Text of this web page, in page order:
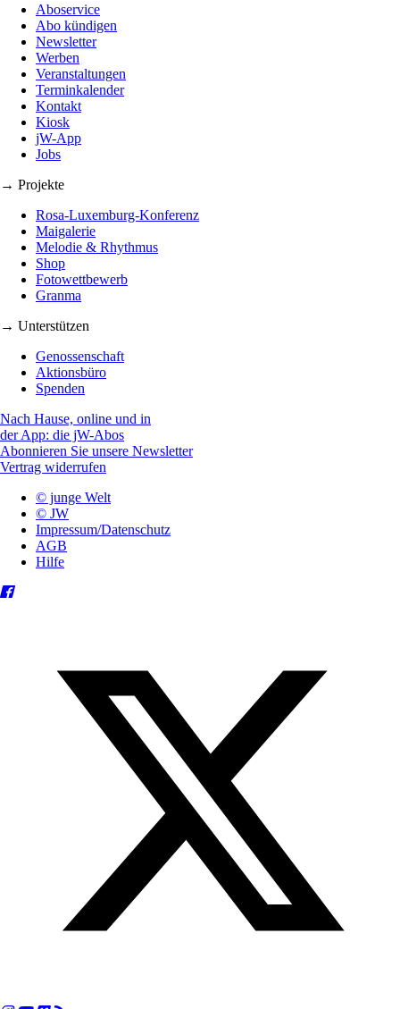
Aboservice
Abo kündigen
Newsletter
Werben
Veranstaltungen
Terminkalender
Kontakt
Kiosk
jW-App
Jobs
→ Projekte
Rosa-Luxemburg-Konferenz
Maigalerie
Melodie & Rhythmus
Shop
Fotowettbewerb
Granma
→ Unterstützen
Genossenschaft
Aktionsbüro
Spenden
Nach Hause, online und in
der App: die jW-Abos
Abonnieren Sie unsere Newsletter
Vertrag widerrufen
© junge Welt
© JW
Impressum/Datenschutz
AGB
Hilfe